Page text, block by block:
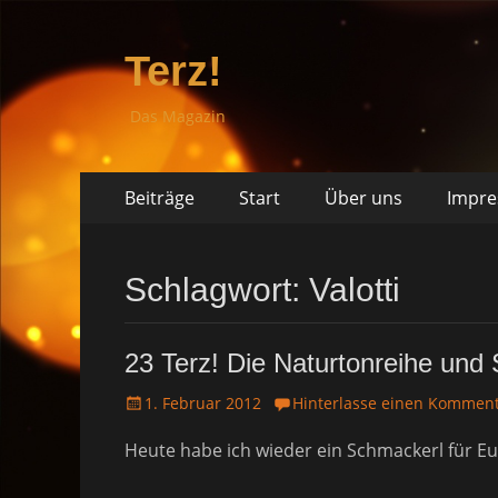
Terz!
Das Magazin
Primäres
Springe
zum
Beiträge Start Über uns
Schlagwort: Valotti
23 Terz! Die Naturtonreihe und
P
s
1. Februar 2012 Hinterlasse einen
Heute habe ich wieder ein Schmackerl für